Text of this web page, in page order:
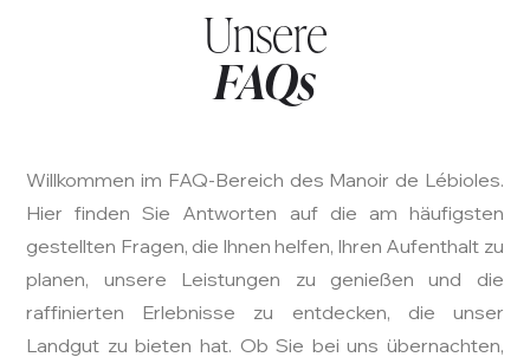
Unsere
FAQs
Willkommen im FAQ-Bereich des Manoir de Lébioles.
Hier finden Sie Antworten auf die am häufigsten
gestellten Fragen, die Ihnen helfen, Ihren Aufenthalt zu
planen, unsere Leistungen zu genießen und die
raffinierten Erlebnisse zu entdecken, die unser
Landgut zu bieten hat. Ob Sie bei uns übernachten,